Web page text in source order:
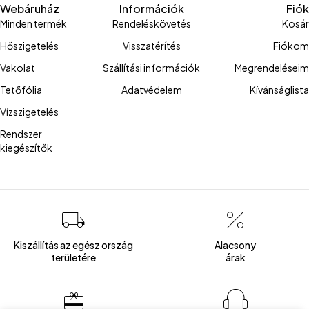
Webáruház
Minden termék
Hőszigetelés
Vakolat
Tetőfólia
Vízszigetelés
Rendszer
kiegészítők
Információk
Rendeléskövetés
Visszatérítés
Szállítási információk
Adatvédelem
Fiók
Kosár
Fiókom
Megrendeléseim
Kívánságlista
Kiszállítás az egész ország
területére
Alacsony
árak